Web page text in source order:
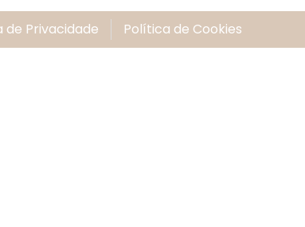
de Privacidade Política de Cookies